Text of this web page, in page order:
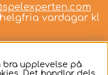
vardagar kl
bra upplevelse på